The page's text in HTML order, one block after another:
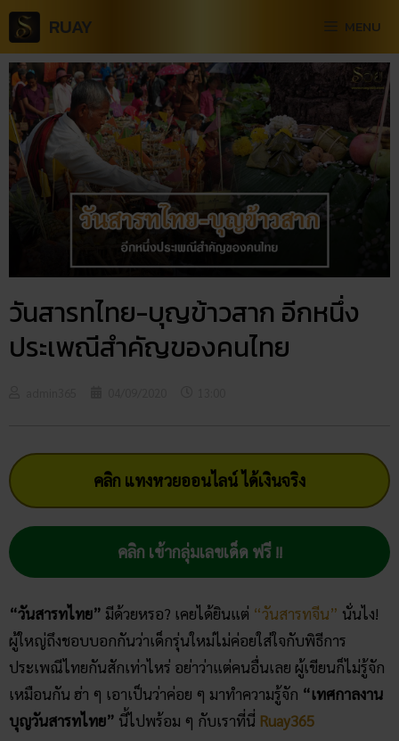
RUAY MENU
วันสารท​ไทย-บุญ​ข้าวสาก อีกหนึ่ง
ประเพณีสำคัญของคนไทย
คลิก แทงหวยออนไลน์ ได้เงินจริง
คลิก เข้ากลุ่มเลขเด็ด ฟรี !!
“วันสารทไทย” มีด้วยหรอ? เคยได้ยินแต่ “วันสารทจีน” นั่นไง!
ผู้ใหญ่ถึงชอบบอกกันว่าเด็กรุ่นใหม่ไม่ค่อยใส่ใจกับพิธีการ
ประเพณีไทยกันสักเท่าไหร่ อย่าว่าแต่คนอื่นเลย ผู้เขียนก็ไม่รู้จัก
เหมือนกัน ฮ่า ๆ เอาเป็นว่าค่อย ๆ มาทำความรู้จัก “เทศกาลงาน
บุญวันสารทไทย” นี้ไปพร้อม ๆ กับเราที่นี่ Ruay365